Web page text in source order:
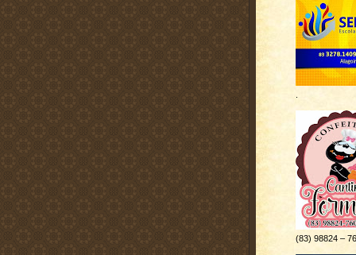
(83) 98824 –